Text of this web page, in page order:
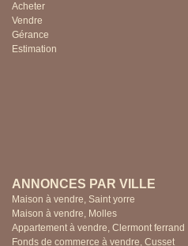
Acheter
Vendre
Gérance
Estimation
ANNONCES PAR VILLE
Maison à vendre, Saint yorre
Maison à vendre, Molles
Appartement à vendre, Clermont ferrand
Fonds de commerce à vendre, Cusset